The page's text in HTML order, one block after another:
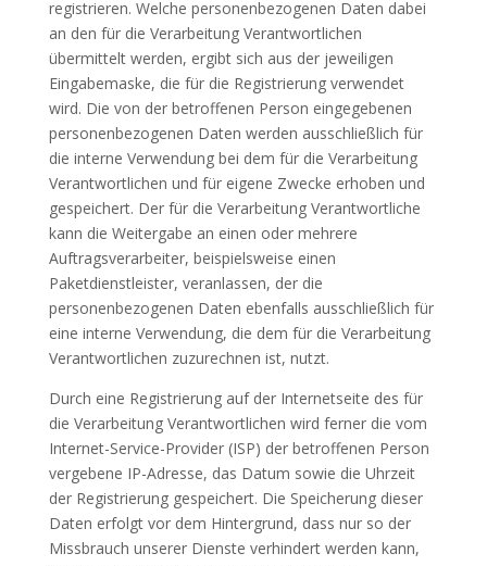
registrieren. Welche personenbezogenen Daten dabei
an den für die Verarbeitung Verantwortlichen
übermittelt werden, ergibt sich aus der jeweiligen
Eingabemaske, die für die Registrierung verwendet
wird. Die von der betroffenen Person eingegebenen
personenbezogenen Daten werden ausschließlich für
die interne Verwendung bei dem für die Verarbeitung
Verantwortlichen und für eigene Zwecke erhoben und
gespeichert. Der für die Verarbeitung Verantwortliche
kann die Weitergabe an einen oder mehrere
Auftragsverarbeiter, beispielsweise einen
Paketdienstleister, veranlassen, der die
personenbezogenen Daten ebenfalls ausschließlich für
eine interne Verwendung, die dem für die Verarbeitung
Verantwortlichen zuzurechnen ist, nutzt.
Durch eine Registrierung auf der Internetseite des für
die Verarbeitung Verantwortlichen wird ferner die vom
Internet-Service-Provider (ISP) der betroffenen Person
vergebene IP-Adresse, das Datum sowie die Uhrzeit
der Registrierung gespeichert. Die Speicherung dieser
Daten erfolgt vor dem Hintergrund, dass nur so der
Missbrauch unserer Dienste verhindert werden kann,